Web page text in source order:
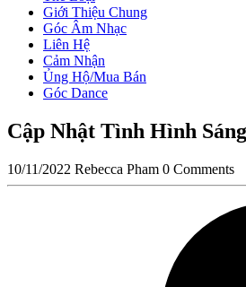
Giới Thiệu Chung
Góc Âm Nhạc
Liên Hệ
Cảm Nhận
Ủng Hộ/Mua Bán
Góc Dance
Close
Button
Cập Nhật Tình Hình
10/11/2022 Rebecca Pham 0 Comments